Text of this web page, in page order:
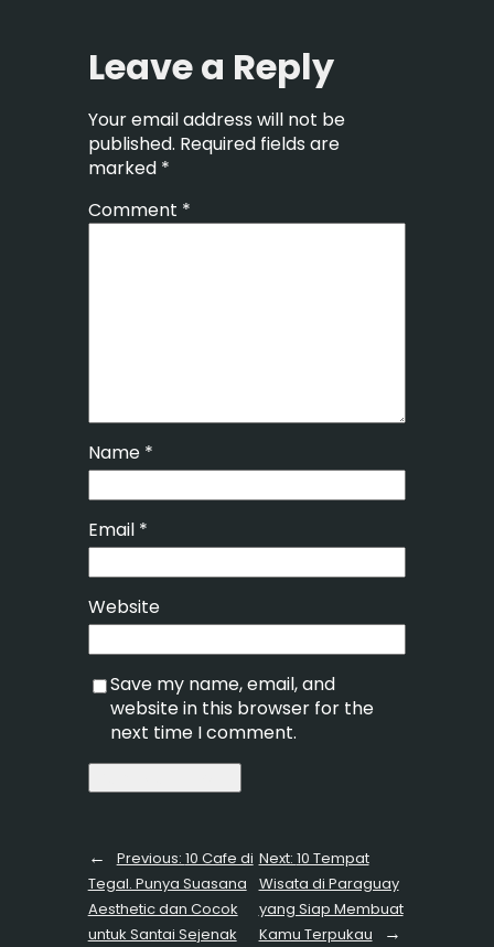
Leave a Reply
Your email address will not be
published. Required fields are
marked *
Comment *
Name *
Email *
Website
Save my name, email, and
website in this browser for the
next time I comment.
← Previous: 10 Cafe di
Tegal. Punya Suasana
Aesthetic dan Cocok
untuk Santai Sejenak
Next: 10 Tempat
Wisata di Paraguay
yang Siap Membuat
Kamu Terpukau
→